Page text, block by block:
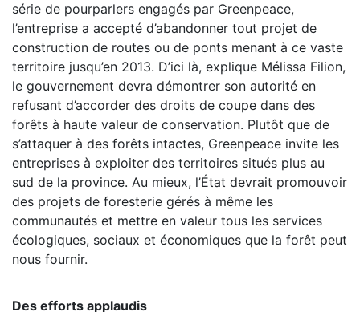
série de pourparlers engagés par Greenpeace,
l’entreprise a accepté d’abandonner tout projet de
construction de routes ou de ponts menant à ce vaste
territoire jusqu’en 2013. D’ici là, explique Mélissa Filion,
le gouvernement devra démontrer son autorité en
refusant d’accorder des droits de coupe dans des
forêts à haute valeur de conservation. Plutôt que de
s’attaquer à des forêts intactes, Greenpeace invite les
entreprises à exploiter des territoires situés plus au
sud de la province. Au mieux, l’État devrait promouvoir
des projets de foresterie gérés à même les
communautés et mettre en valeur tous les services
écologiques, sociaux et économiques que la forêt peut
nous fournir.
Des efforts applaudis